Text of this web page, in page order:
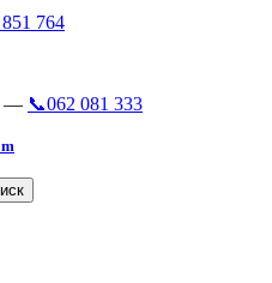
764
— 📞062 081 333